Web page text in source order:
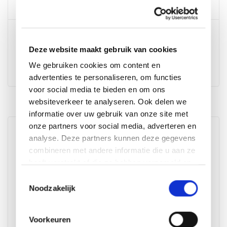
Deze website maakt gebruik van cookies
We gebruiken cookies om content en
advertenties te personaliseren, om functies
voor social media te bieden en om ons
websiteverkeer te analyseren. Ook delen we
informatie over uw gebruik van onze site met
onze partners voor social media, adverteren en
analyse. Deze partners kunnen deze gegevens
combineren met andere informatie die u aan ze
Noodzakelijk
Voorkeuren
E-mail
E-mail ons
Wij scoren een9,6opKiyoh
AVH Outdoor Tuinmeubelen XXL Megastore -
Numansdorp (3000m2)
Industriestraat 11
3281 LB Numansdorp